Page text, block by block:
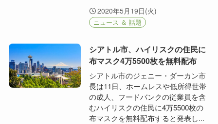
2020年5月19日(火)
ニュース ＆ 話題
シアトル市、ハイリスクの住民に
布マスク4万5500枚を無料配布
シアトル市のジェニー・ダーカン市
長は11日、ホームレスや低所得世帯
の成人、フードバンクの従業員を含
むハイリスクの住民に4万5500枚の
布マスクを無料配布すると発表し...